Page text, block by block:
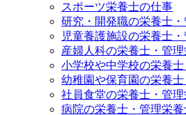
スポーツ栄養士の仕事
研究・開発職の栄養士
児童養護施設の栄養士
産婦人科の栄養士・管
小学校や中学校の栄養
幼稚園や保育園の栄養
社員食堂の栄養士・管
病院の栄養士・管理栄